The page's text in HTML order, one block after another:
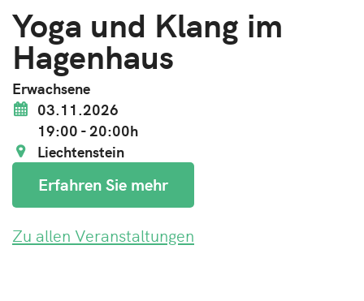
Yoga und Klang im
Hagenhaus
Erwachsene
03.11.2026
19:00 - 20:00h
Liechtenstein
Erfahren Sie mehr
Zu allen Veranstaltungen